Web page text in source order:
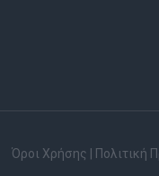
Όροι Χρήσης Πολιτική